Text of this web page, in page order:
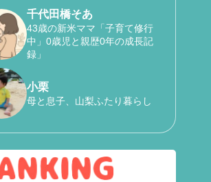
千代田橋そあ
43歳の新米ママ「子育て修行
中」0歳児と親歴0年の成長記
録」
小栗
母と息子、山梨ふたり暮らし